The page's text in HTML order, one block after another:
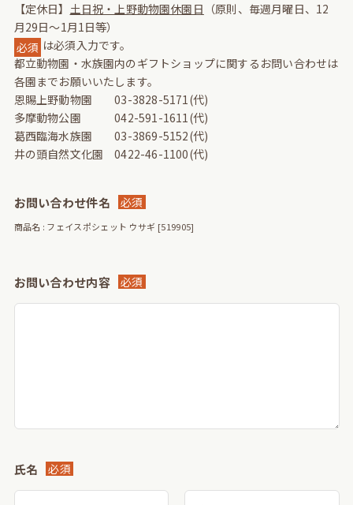
【定休日】 土日祝・上野動物園休園日 （原則、毎週月曜日、12
月29日～1月1日等）
必須 は必須入力です。
都立動物園・水族園内のギフトショップに関するお問い合わせは
各園までお願いいたします。
恩賜上野動物園 03-3828-5171(代)
多摩動物公園 042-591-1611(代)
葛西臨海水族園 03-3869-5152(代)
井の頭自然文化園 0422-46-1100(代)
お問い合わせ件名 必須
商品名 : フェイスポシェット ウサギ [519905]
お問い合わせ内容 必須
氏名 必須